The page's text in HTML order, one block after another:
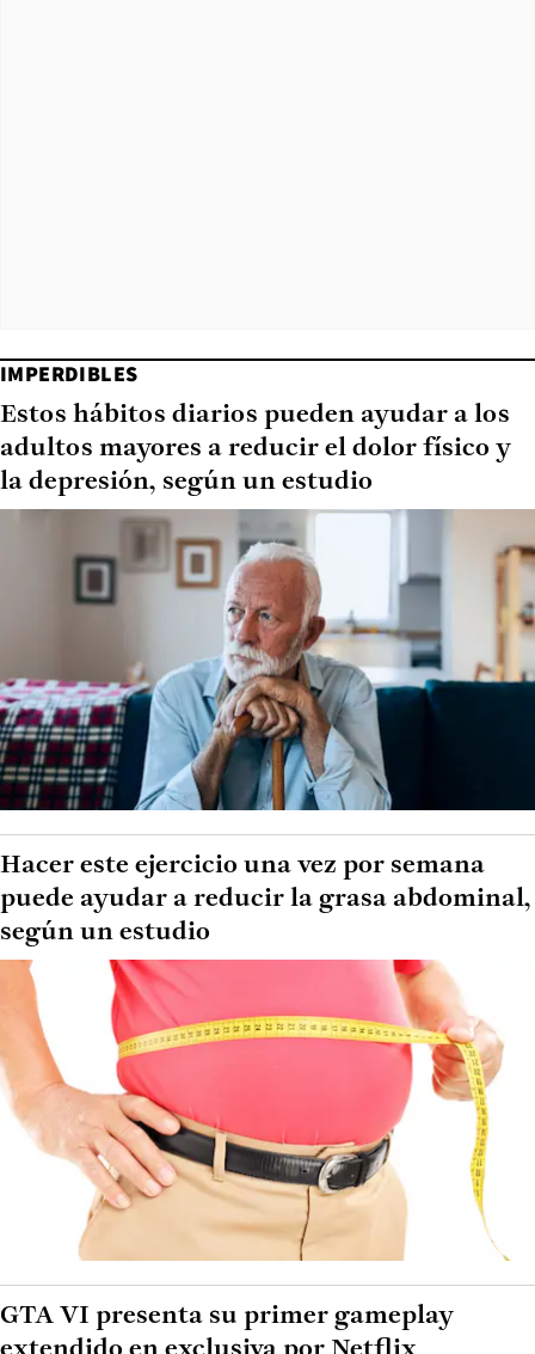
IMPERDIBLES
Estos hábitos diarios pueden ayudar a los
adultos mayores a reducir el dolor físico y
la depresión, según un estudio
Hacer este ejercicio una vez por semana
puede ayudar a reducir la grasa abdominal,
según un estudio
GTA VI presenta su primer gameplay